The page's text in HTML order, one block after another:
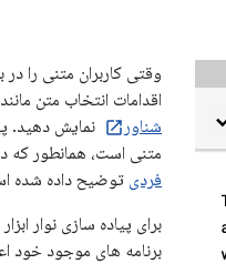
وقتی کاربران متنی را در
اقدامات انتخاب متن
شناور
نمایش دهید.
متنی است، همانطور که
فردی توضیح داده شده
برای پیاده سازی نوار
برنامه های موجود خود